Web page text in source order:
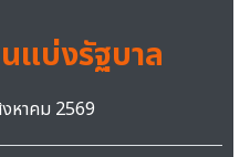
แบ่งรัฐบาล
หาคม 2569